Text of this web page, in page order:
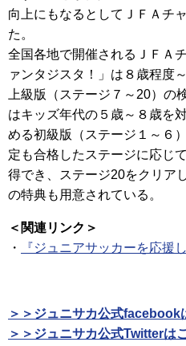
向上にもなるとしてＪＦＡチ
た。
全国各地で開催されるＪＦＡ
ァンタジスタ！」は８歳程度
上級版（ステージ７～20）の
はキッズ年代の５歳～８歳を
める初級版（ステージ１～６
定も合格したステージに応じ
得でき、ステージ20をクリア
の特典も用意されている。
＜関連リンク＞
・
『ジュニアサッカーを応援
＞＞ジュニサカ公式facebook
＞＞ジュニサカ公式Twitterは